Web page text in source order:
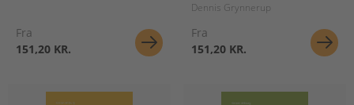
Fra
151,20 KR.
Dennis Grynnerup
Fra
151,20 KR.